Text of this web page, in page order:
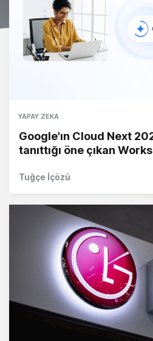
YAPAY ZEKA
Google'ın Cloud Next
tanıttığı öne çıkan
Tuğçe İçözü